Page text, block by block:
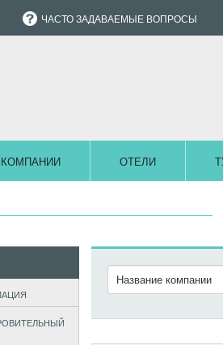
ЧАСТО ЗАДАВАЕМЫЕ ВОПРОСЫ
КОМПАНИИ ОТЕЛИ